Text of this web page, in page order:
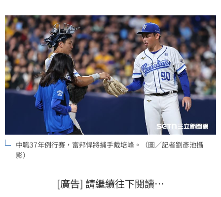
中職37年例行賽，富邦悍將捕手戴培峰。（圖／記者劉彥池攝
影）
[廣告] 請繼續往下閱讀…